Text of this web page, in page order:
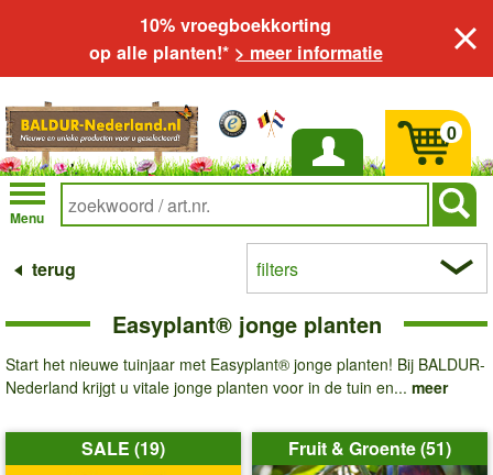
10% vroegboekkorting
op alle planten!* > meer informatie
Inloggen
Menu
0
terug filters
Easyplant® jonge planten
Start het nieuwe tuinjaar met Easyplant® jonge planten! Bij BALDUR-
Nederland krijgt u vitale jonge planten voor in de tuin en... meer
SALE (19) Fruit & Groente (51)